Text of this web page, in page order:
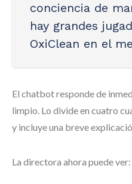
conciencia de
hay grandes
OxiClean en el
El chatbot responde de
limpio. Lo divide en cuatro
y incluye una breve
La directora ahora puede ver: